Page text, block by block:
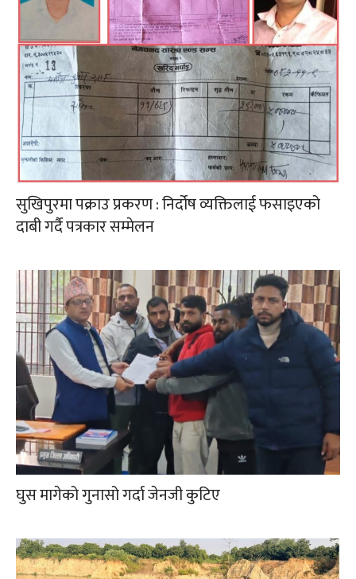
सुखिपुरमा पक्राउ प्रकरण : निर्दोष व्यक्तिलाई फसाइएको
दाबी गर्दै पत्रकार सम्मेलन
घुस मागेको गुनासो गर्दा जेनजी कुटिए